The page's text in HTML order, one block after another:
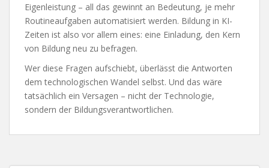
Eigenleistung – all das gewinnt an Bedeutung, je mehr
Routineaufgaben automatisiert werden. Bildung in KI-
Zeiten ist also vor allem eines: eine Einladung, den Kern
von Bildung neu zu befragen.
Wer diese Fragen aufschiebt, überlässt die Antworten
dem technologischen Wandel selbst. Und das wäre
tatsächlich ein Versagen – nicht der Technologie,
sondern der Bildungsverantwortlichen.